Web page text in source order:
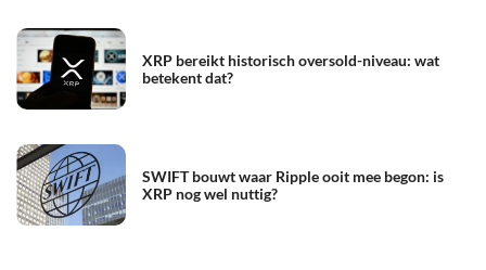
XRP bereikt historisch oversold-niveau: wat
betekent dat?
SWIFT bouwt waar Ripple ooit mee begon: is
XRP nog wel nuttig?